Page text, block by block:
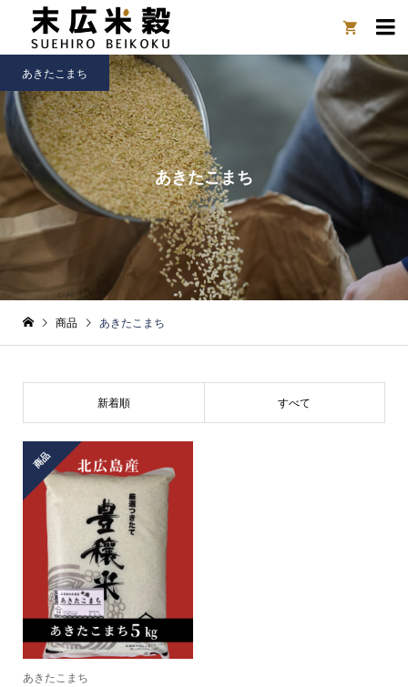

あきたこまち
あきたこまち
商品 あきたこまち
新着順 すべて
商品
あきたこまち